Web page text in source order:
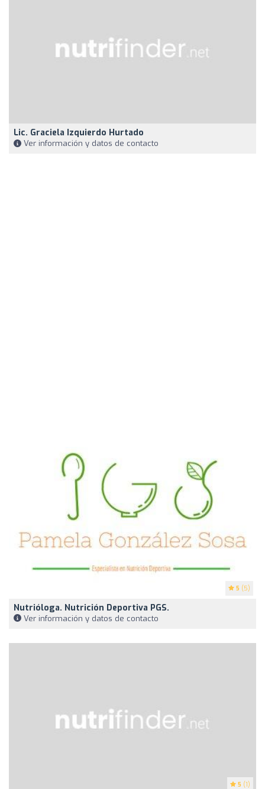
Lic. Graciela Izquierdo Hurtado
Ver información y datos de contacto
5 (5)
Nutrióloga. Nutrición Deportiva PGS.
Ver información y datos de contacto
5 (1)